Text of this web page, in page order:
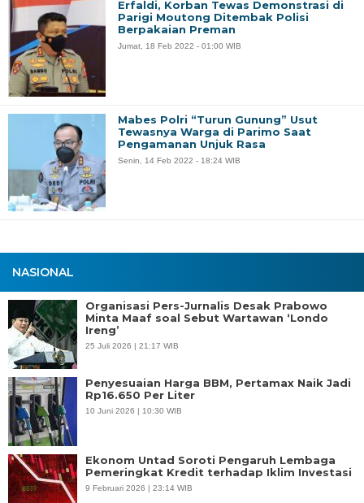
NASIONAL
Organisasi Pers-Jurnalis Desak Prabowo
Minta Maaf soal Sebut Wartawan ‘Londo
Ireng’
25 Juli 2026 | 21:17 WIB
Penyesuaian Harga BBM, Pertamax Naik Jadi
Rp16.650 Per Liter
10 Juni 2026 | 10:30 WIB
Ekonom Untad Soroti Pengaruh Lembaga
Pemeringkat Kredit terhadap Iklim Investasi
9 Februari 2026 | 23:14 WIB
Erfaldi, Korban Tewas Demonstrasi di
Parigi Moutong Ditembak Polisi
Berpakaian Preman
Jumat, 18 Feb 2022 - 01:00 WIB
Mabes Polri “Turun Gunung” Usut
Tewasnya Warga di Parimo Saat
Pengamanan Unjuk Rasa
Senin, 14 Feb 2022 - 18:24 WIB